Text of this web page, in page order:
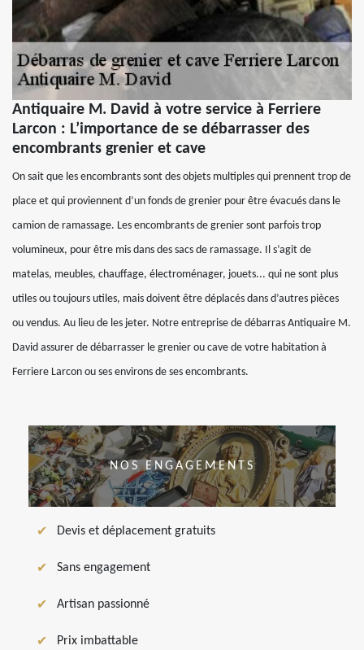
Antiquaire M. David à votre service à Ferriere
Larcon : L’importance de se débarrasser des
encombrants grenier et cave
On sait que les encombrants sont des objets multiples qui prennent trop de
place et qui proviennent d’un fonds de grenier pour être évacués dans le
camion de ramassage. Les encombrants de grenier sont parfois trop
volumineux, pour être mis dans des sacs de ramassage. Il s’agit de
matelas, meubles, chauffage, électroménager, jouets... qui ne sont plus
utiles ou toujours utiles, mais doivent être déplacés dans d’autres pièces
ou vendus. Au lieu de les jeter. Notre entreprise de débarras Antiquaire M.
David assurer de débarrasser le grenier ou cave de votre habitation à
Ferriere Larcon ou ses environs de ses encombrants.
NOS ENGAGEMENTS
Devis et déplacement gratuits
Sans engagement
Artisan passionné
Prix imbattable